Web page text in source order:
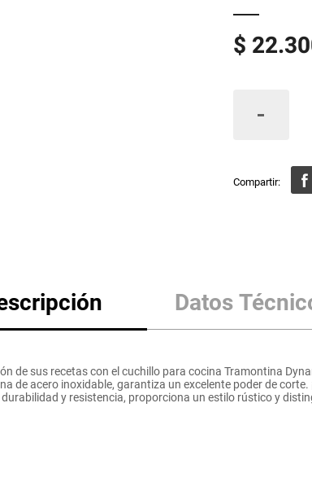
$ 22.
Datos
de sus recetas con el cuchillo para cocina Tramontina
de acero inoxidable, garantiza un excelente poder de
y resistencia, proporciona un estilo rústico y